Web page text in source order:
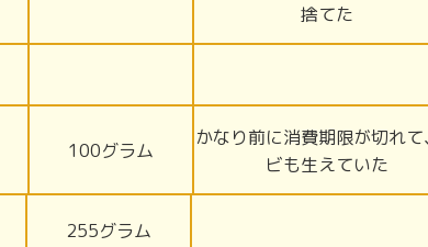
捨てた
100グラム
かなり前に消費期限が切れて
ビも生えていた
255グラム